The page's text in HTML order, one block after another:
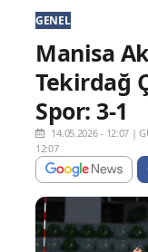
GENEL
Manisa
Tekirdağ
Spor: 3-1
14.05.2026 - 12:07 |
12:07